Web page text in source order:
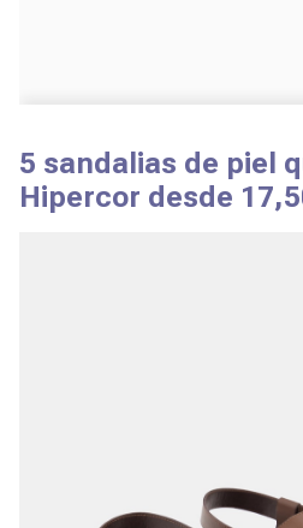
5 sandalias de piel
Hipercor desde